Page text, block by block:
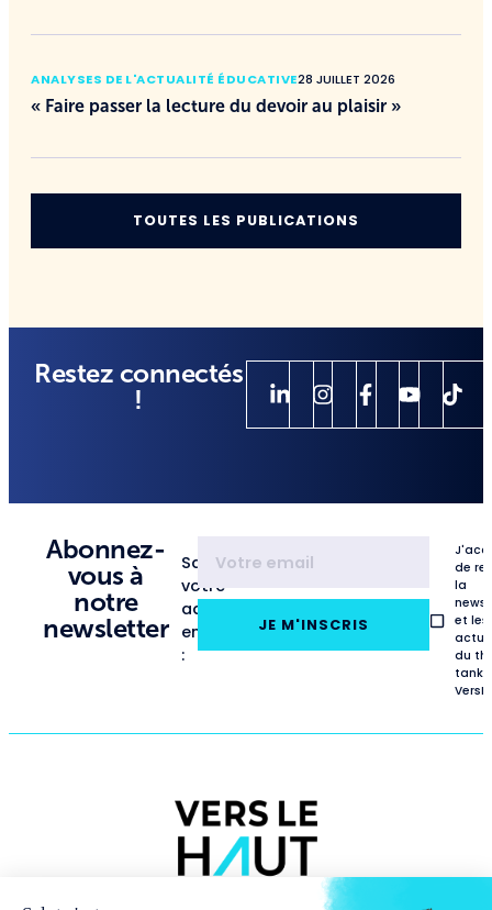
ANALYSES DE L'ACTUALITÉ ÉDUCATIVE28 JUILLET 2026
« Faire passer la lecture du devoir au plaisir »
TOUTES LES PUBLICATIONS
Restez connectés
!
Abonnez-
vous à
notre
newsletter
Saisissez
votre
adresse
email
:
JE M'INSCRIS
de
la
et les
du
tank